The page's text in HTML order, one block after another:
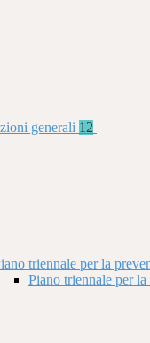
generali 12
triennale per la
Piano triennale per